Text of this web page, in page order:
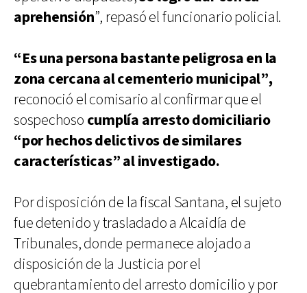
aprehensión”, repasó el funcionario policial.
“Es una persona bastante peligrosa en la
zona cercana al cementerio municipal”,
reconoció el comisario al confirmar que el
sospechoso cumplía arresto domiciliario
“por hechos delictivos de similares
características” al investigado.
Por disposición de la fiscal Santana, el sujeto
fue detenido y trasladado a Alcaidía de
Tribunales, donde permanece alojado a
disposición de la Justicia por el
quebrantamiento del arresto domicilio y por